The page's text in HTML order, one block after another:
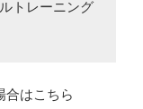
トレーニング
合はこちら